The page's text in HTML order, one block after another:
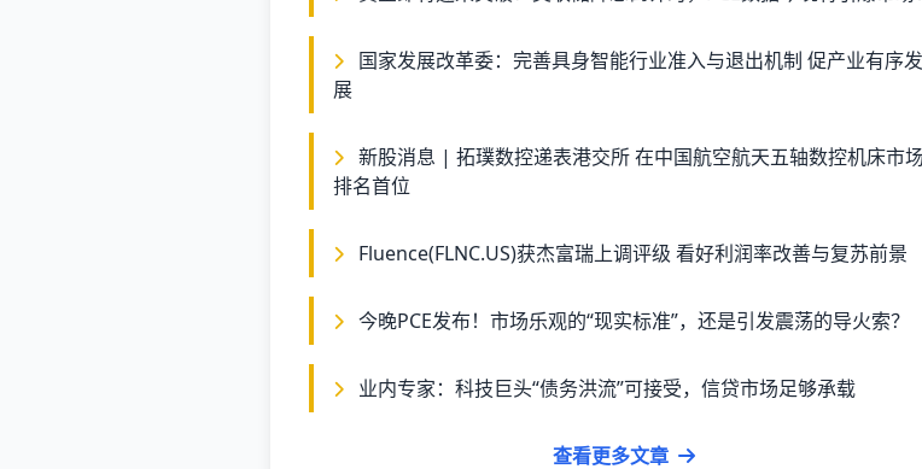
展
排名首位
Fluence(FLNC.US)获杰富瑞上调评级 看好利润率改善与复苏前景
今晚PCE发布！市场乐观的“现实标准”，还是引发震荡的导火索？
业内专家：科技巨头“债务洪流”可接受，信贷市场足够承载
查看更多文章